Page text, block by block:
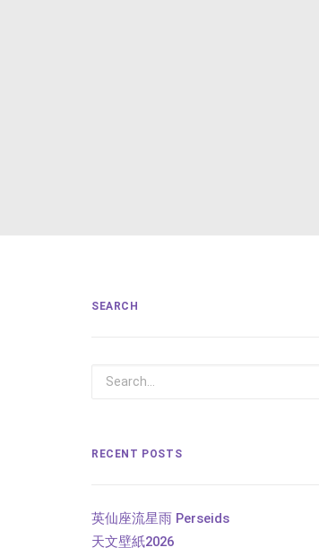
SEARCH
RECENT POSTS
英仙座流星雨 Perseids
天文壁紙2026